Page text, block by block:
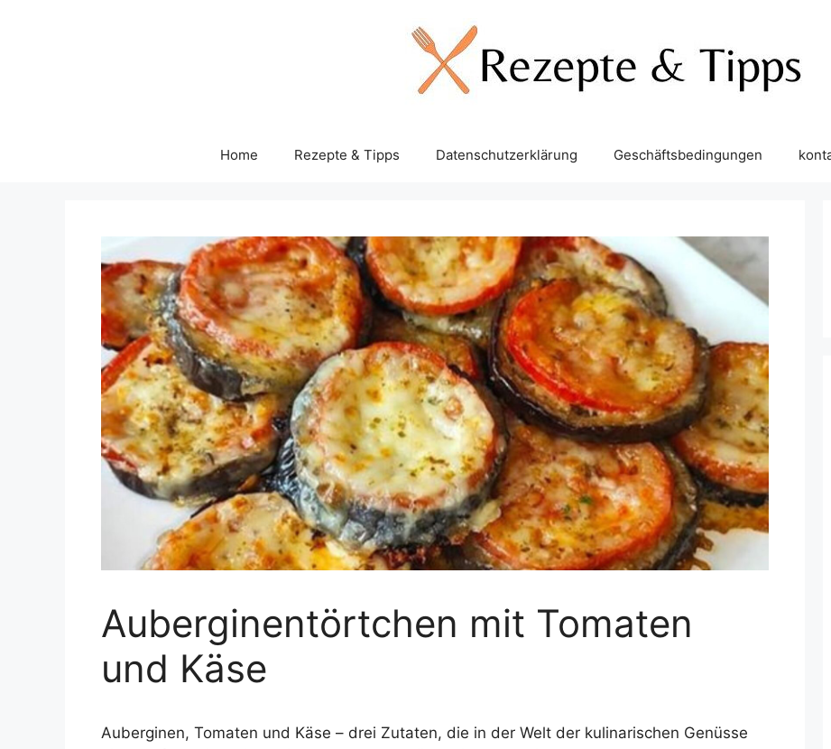
Home Rezepte & Tipps Datenschutzerklärung Geschäftsbedingungen
Auberginentörtchen mit Tomaten
und Käse
Auberginen, Tomaten und Käse – drei Zutaten, die in der Welt der kulinarischen Genüsse